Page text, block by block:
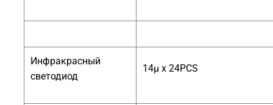
Инфракрасный
светодиод
14µ x 24PCS